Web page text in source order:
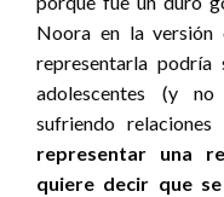
Noora en la versión
representarla
adolescentes (y
sufriendo relaciones
representar una
quiere decir que